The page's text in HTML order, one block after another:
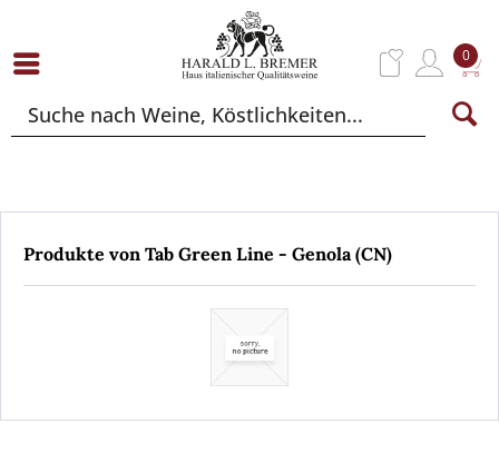
0
Produkte von Tab Green Line - Genola (CN)